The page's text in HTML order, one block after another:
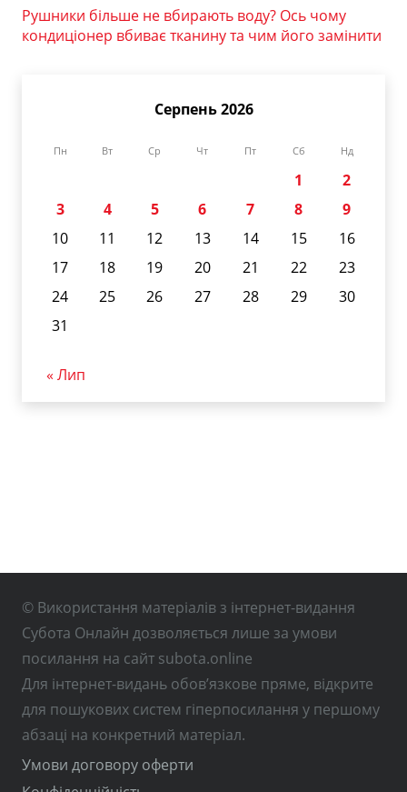
Рушники більше не вбирають воду? Ось чому
кондиціонер вбиває тканину та чим його замінити
Серпень 2026
Пн Вт Ср Чт Пт Сб Нд
1
2
3
4 5 6 7 8
9
10
11 12 13 14 15
16
17
18 19 20 21 22
23
24
25 26 27 28 29
30
31
« Лип
© Використання матеріалів з інтернет-видання
Субота Онлайн дозволяється лише за умови
посилання на сайт subota.online
Для інтернет-видань обов’язкове пряме, відкрите
для пошукових систем гіперпосилання у першому
абзаці на конкретний матеріал.
Умови договору оферти